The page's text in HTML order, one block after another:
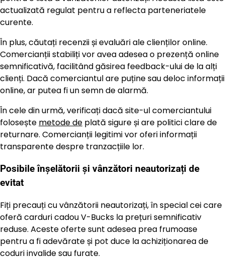
actualizată regulat pentru a reflecta parteneriatele
curente.
În plus, căutați recenzii și evaluări ale clienților online.
Comercianții stabiliți vor avea adesea o prezență online
semnificativă, facilitând găsirea feedback-ului de la alți
clienți. Dacă comerciantul are puține sau deloc informații
online, ar putea fi un semn de alarmă.
În cele din urmă, verificați dacă site-ul comerciantului
folosește metode de plată sigure și are politici clare de
returnare. Comercianții legitimi vor oferi informații
transparente despre tranzacțiile lor.
Posibile înșelătorii și vânzători neautorizați de
evitat
Fiți precauți cu vânzătorii neautorizați, în special cei care
oferă carduri cadou V-Bucks la prețuri semnificativ
reduse. Aceste oferte sunt adesea prea frumoase
pentru a fi adevărate și pot duce la achiziționarea de
coduri invalide sau furate.